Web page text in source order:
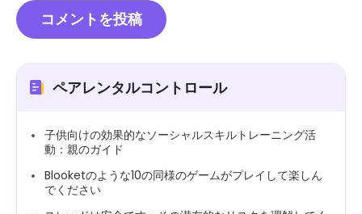
ペアレンタルコントロール
子供向けの効果的なソーシャルスキルトレーニング活
動：親のガイド
Blooketのような10の同様のゲームがプレイして楽しん
でください